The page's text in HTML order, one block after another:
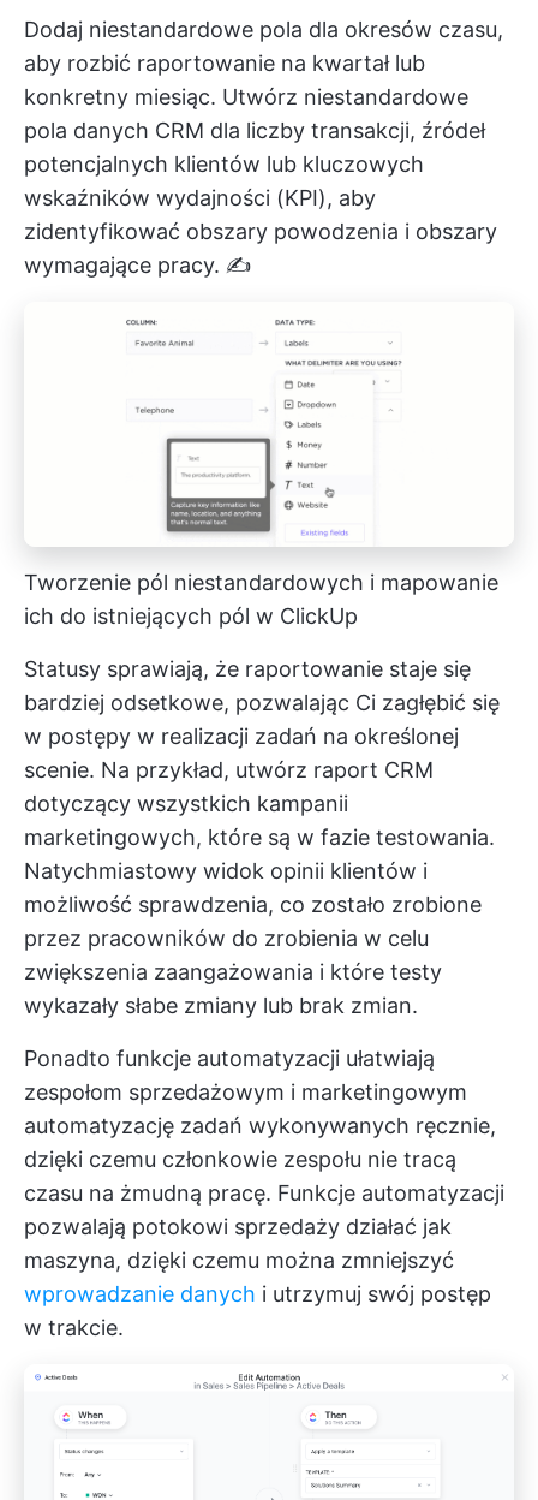
Dodaj niestandardowe pola dla okresów czasu,
aby rozbić raportowanie na kwartał lub
konkretny miesiąc. Utwórz niestandardowe
pola danych CRM dla liczby transakcji, źródeł
potencjalnych klientów lub kluczowych
wskaźników wydajności (KPI), aby
zidentyfikować obszary powodzenia i obszary
wymagające pracy. ✍️
Tworzenie pól niestandardowych i mapowanie
ich do istniejących pól w ClickUp
Statusy sprawiają, że raportowanie staje się
bardziej odsetkowe, pozwalając Ci zagłębić się
w postępy w realizacji zadań na określonej
scenie. Na przykład, utwórz raport CRM
dotyczący wszystkich kampanii
marketingowych, które są w fazie testowania.
Natychmiastowy widok opinii klientów i
możliwość sprawdzenia, co zostało zrobione
przez pracowników do zrobienia w celu
zwiększenia zaangażowania i które testy
wykazały słabe zmiany lub brak zmian.
Ponadto funkcje automatyzacji ułatwiają
zespołom sprzedażowym i marketingowym
automatyzację zadań wykonywanych ręcznie,
dzięki czemu członkowie zespołu nie tracą
czasu na żmudną pracę. Funkcje automatyzacji
pozwalają potokowi sprzedaży działać jak
maszyna, dzięki czemu można zmniejszyć
wprowadzanie danych i utrzymuj swój postęp
w trakcie.